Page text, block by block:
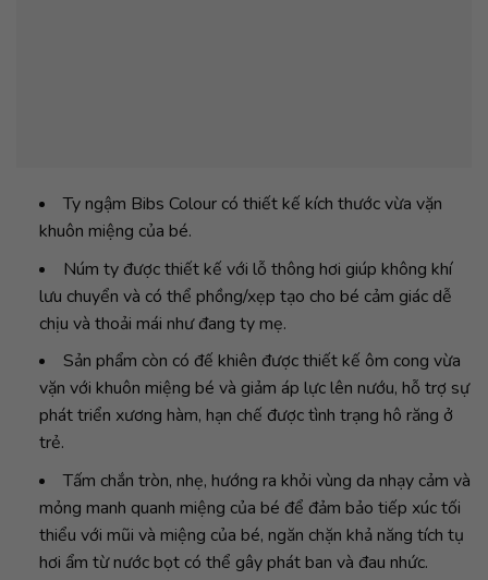
Ty ngậm Bibs Colour có thiết kế kích thước vừa vặn
khuôn miệng của bé.
Núm ty được thiết kế với lỗ thông hơi giúp không khí
lưu chuyển và có thể phồng/xẹp tạo cho bé cảm giác dễ
chịu và thoải mái như đang ty mẹ.
Sản phẩm còn có đế khiên được thiết kế ôm cong vừa
vặn với khuôn miệng bé và giảm áp lực lên nướu, hỗ trợ sự
phát triển xương hàm, hạn chế được tình trạng hô răng ở
trẻ.
Tấm chắn tròn, nhẹ, hướng ra khỏi vùng da nhạy cảm và
mỏng manh quanh miệng của bé để đảm bảo tiếp xúc tối
thiểu với mũi và miệng của bé, ngăn chặn khả năng tích tụ
hơi ẩm từ nước bọt có thể gây phát ban và đau nhức.